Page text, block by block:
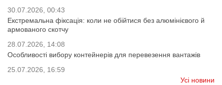
30.07.2026, 00:43
Екстремальна фіксація: коли не обійтися без алюмінієвого й
армованого скотчу
28.07.2026, 14:08
Особливості вибору контейнерів для перевезення вантажів
25.07.2026, 16:59
Усі новини